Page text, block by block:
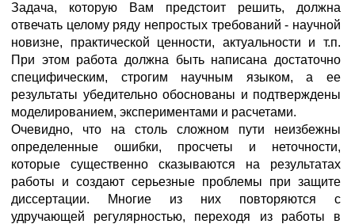
Задача, которую Вам предстоит решить, должна
отвечать целому ряду непростых требований - научной
новизне, практической ценности, актуальности и т.п.
При этом работа должна быть написана достаточно
специфическим, строгим научным языком, а ее
результаты убедительно обоснованы и подтверждены
моделированием, экспериментами и расчетами.
Очевидно, что на столь сложном пути неизбежны
определенные ошибки, просчеты и неточности,
которые существенно сказываются на результатах
работы и создают серьезные проблемы при защите
диссертации. Многие из них повторяются с
удручающей регулярностью, переходя из работы в